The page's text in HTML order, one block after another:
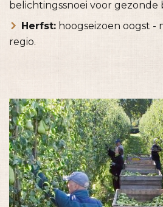
belichtingssnoei voor gezonde
Herfst:hoogseizoen oogst -
regio.